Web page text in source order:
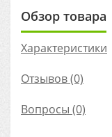
Обзор товара
Характеристики
Отзывов (0)
Вопросы (0)